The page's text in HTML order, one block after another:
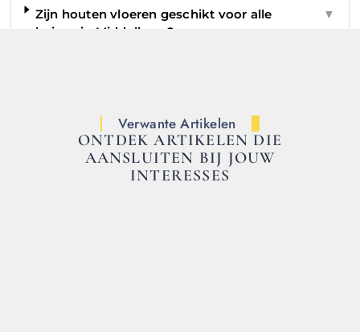
Zijn houten vloeren geschikt voor alle
huizen in Middelburg?
▼
Verwante Artikelen
ONTDEK ARTIKELEN DIE
AANSLUITEN BIJ JOUW
INTERESSES